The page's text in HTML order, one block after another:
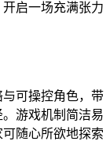
启一场充满张力
可操控角色，带
游戏机制简洁易
可随心所欲地探索